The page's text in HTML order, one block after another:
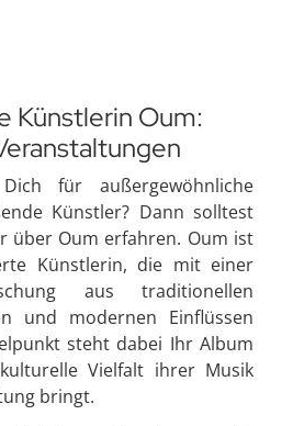
Künstlerin Oum:
für außergewöhnliche
Künstler? Dann solltest
über Oum erfahren. Oum ist
Künstlerin, die mit einer
aus traditionellen
und modernen Einflüssen
steht dabei Ihr Album
Vielfalt ihrer Musik
bringt.